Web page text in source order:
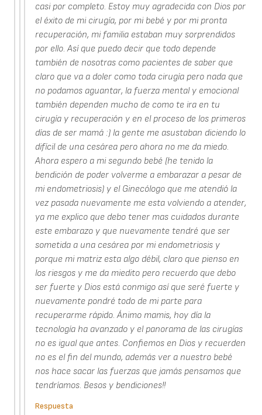
casi por completo. Estoy muy agradecida con Dios por
el éxito de mi cirugía, por mi bebé y por mi pronta
recuperación, mi familia estaban muy sorprendidos
por ello. Así que puedo decir que todo depende
también de nosotras como pacientes de saber que
claro que va a doler como toda cirugía pero nada que
no podamos aguantar, la fuerza mental y emocional
también dependen mucho de como te ira en tu
cirugía y recuperación y en el proceso de los primeros
días de ser mamá :) la gente me asustaban diciendo lo
difícil de una cesárea pero ahora no me da miedo.
Ahora espero a mi segundo bebé (he tenido la
bendición de poder volverme a embarazar a pesar de
mi endometriosis) y el Ginecólogo que me atendió la
vez pasada nuevamente me esta volviendo a atender,
ya me explico que debo tener mas cuidados durante
este embarazo y que nuevamente tendré que ser
sometida a una cesárea por mi endometriosis y
porque mi matriz esta algo débil, claro que pienso en
los riesgos y me da miedito pero recuerdo que debo
ser fuerte y Dios está conmigo así que seré fuerte y
nuevamente pondré todo de mi parte para
recuperarme rápido. Ánimo mamis, hoy día la
tecnología ha avanzado y el panorama de las cirugías
no es igual que antes. Confiemos en Dios y recuerden
no es el fin del mundo, además ver a nuestro bebé
nos hace sacar las fuerzas que jamás pensamos que
tendríamos. Besos y bendiciones!!
Respuesta